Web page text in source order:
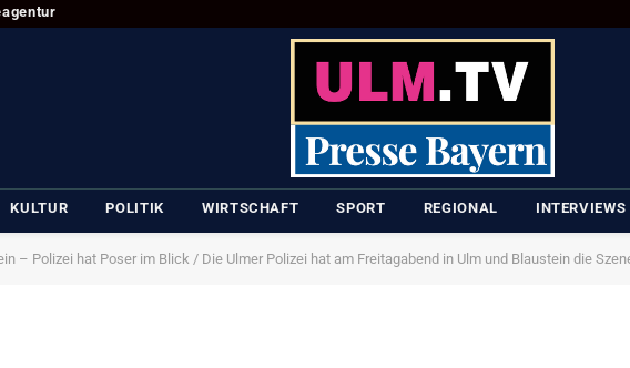
KULTUR POLITIK WIRTSCHAFT SPORT REGIONAL INTERVIEWS
– Polizei hat Poser im Blick / Die Ulmer Polizei hat am Freitagabend in Ulm und Blaustein die